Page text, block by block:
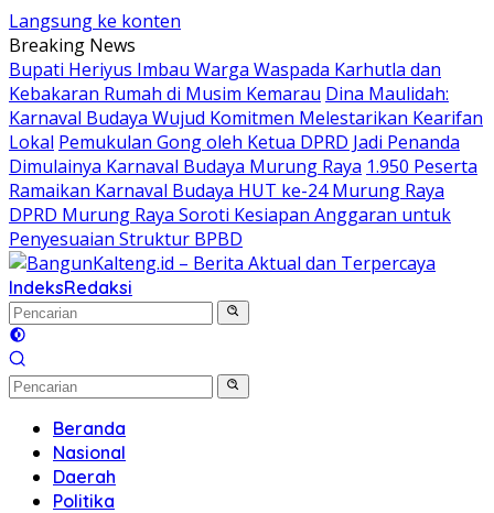
Langsung ke konten
Breaking News
Bupati Heriyus Imbau Warga Waspada Karhutla dan
Kebakaran Rumah di Musim Kemarau Dina Maulidah:
Karnaval Budaya Wujud Komitmen Melestarikan Kearifan
Lokal Pemukulan Gong oleh Ketua DPRD Jadi Penanda
Dimulainya Karnaval Budaya Murung Raya 1.950 Peserta
Ramaikan Karnaval Budaya HUT ke-24 Murung Raya
DPRD Murung Raya Soroti Kesiapan Anggaran untuk
Penyesuaian Struktur BPBD
IndeksRedaksi
Beranda
Nasional
Daerah
Politika